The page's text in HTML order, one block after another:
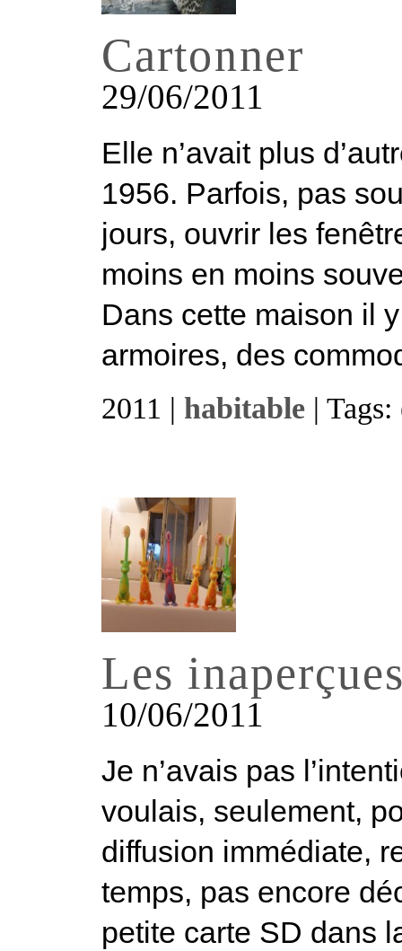
Cartonner
29/06/2011
Elle n’avait plus
1956. Parfois, pas
jours, ouvrir les
moins en moins
Dans cette maison il
armoires, des
2011 | habitable | Tags:
Les
10/06/2011
Je n’avais pas
voulais, seulement,
diffusion immédiate,
temps, pas encore
petite carte SD dans